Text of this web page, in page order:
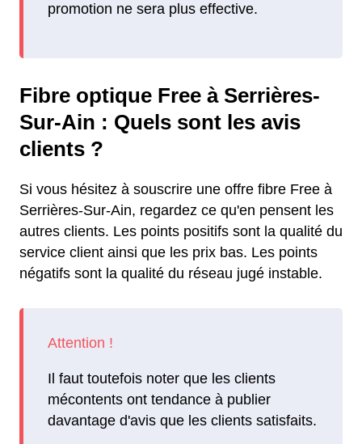
promotion ne sera plus effective.
Fibre optique Free à Serrières-
Sur-Ain : Quels sont les avis
clients ?
Si vous hésitez à souscrire une offre fibre Free à
Serrières-Sur-Ain, regardez ce qu'en pensent les
autres clients. Les points positifs sont la qualité du
service client ainsi que les prix bas. Les points
négatifs sont la qualité du réseau jugé instable.
Il faut toutefois noter que les clients
mécontents ont tendance à publier
davantage d'avis que les clients satisfaits.